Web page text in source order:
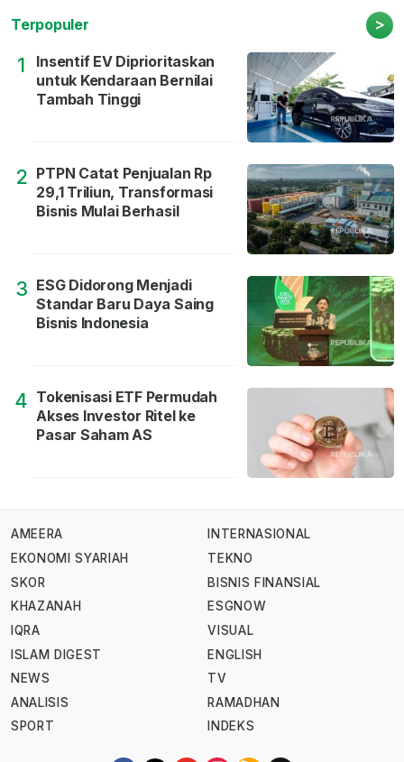
Terpopuler >
1
Insentif EV Diprioritaskan
untuk Kendaraan Bernilai
Tambah Tinggi
2 PTPN Catat Penjualan Rp
29,1 Triliun, Transformasi
Bisnis Mulai Berhasil
3 ESG Didorong Menjadi
Standar Baru Daya Saing
Bisnis Indonesia
4 Tokenisasi ETF Permudah
Akses Investor Ritel ke
Pasar Saham AS
AMEERA
EKONOMI SYARIAH
SKOR
KHAZANAH
IQRA
ISLAM DIGEST
NEWS
ANALISIS
SPORT
INTERNASIONAL
TEKNO
BISNIS FINANSIAL
ESGNOW
VISUAL
ENGLISH
TV
RAMADHAN
INDEKS